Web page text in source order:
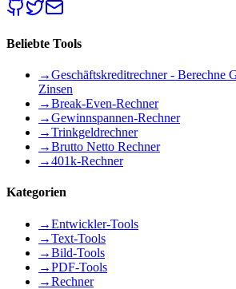
Beliebte Tools
→Geschäftskreditrechner - Berechne
Zinsen
→Break-Even-Rechner
→Gewinnspannen-Rechner
→Trinkgeldrechner
→Brutto Netto Rechner
→401k-Rechner
Kategorien
→Entwickler-Tools
→Text-Tools
→Bild-Tools
→PDF-Tools
→Rechner